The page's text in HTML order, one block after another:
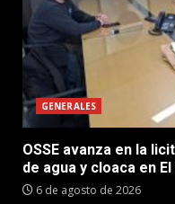
GENERALES
OSSE avanza en la
de agua y cloaca en
6 de agosto de 2026